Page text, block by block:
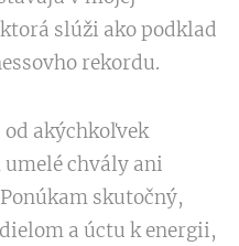
slúži ako podklad
rekordu.
od akýchkoľvek
chvály ani
skutočný,
a úctu k energii,